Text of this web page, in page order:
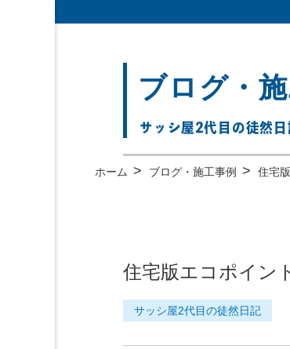
ブログ・
サッシ屋2代目の徒然日
ホーム > ブログ・施工事例 > 住宅
住宅版エコポイン
サッシ屋2代目の徒然日記